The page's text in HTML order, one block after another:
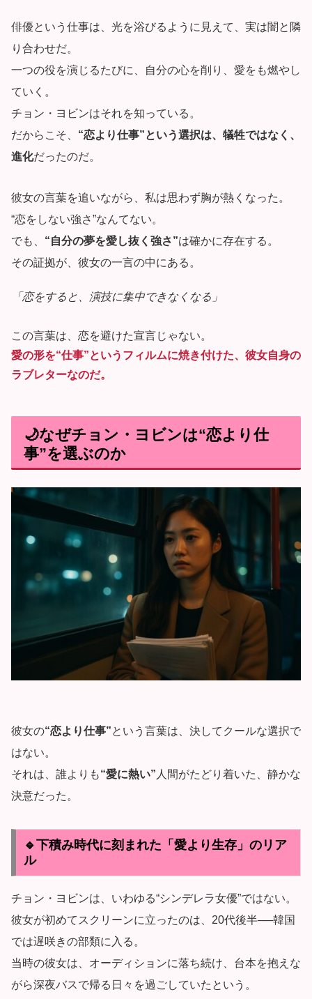
俳優という仕事は、光を浴びるように見えて、実は闇と隣
り合わせだ。
一つの役を演じるたびに、自分の心を削り、愛をも燃やし
ていく。
チョン・ヨビンはそれを知っている。
だからこそ、 “恋より仕事”という選択は、犠牲ではなく、
進化だったのだ。
彼女の言葉を追いながら、私は思わず胸が熱くなった。
“恋をしない強さ”なんてない。
でも、 “自分の夢を愛し抜く強さ”は確かに存在する。
その証拠が、彼女の一言の中にある。
「恋をすると、演技に集中できなくなる」
この言葉は、恋を避けた宣言じゃない。
愛の形を“仕事”というフィルムに焼き付けた、彼女自身の
ラブレターなのだ。
🌙なぜチョン・ヨビンは“恋より仕
事”を選ぶのか
彼女の“恋より仕事”という言葉は、決してクールな選択で
はない。
それは、誰よりも“愛に熱い” 人間がたどり着いた、静かな
決意だった。
🔹下積み時代に刻まれた「愛より生存」のリア
ル
チョン・ヨビンは、いわゆる“シンデレラ女優”ではない。
彼女が初めてスクリーンに立ったのは、20代後半──韓国
では遅咲きの部類に入る。
当時の彼女は、オーディションに落ち続け、台本を抱えな
がら深夜バスで帰る日々を過ごしていたという。